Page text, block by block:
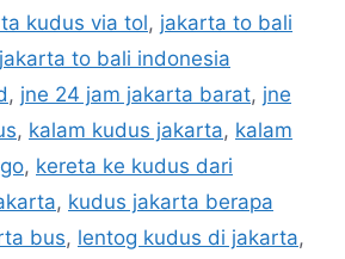
kudus via tol, jakarta to bali
jakarta to bali indonesia
, jne 24 jam jakarta barat, jne
, kalam kudus jakarta, kalam
, kereta ke kudus dari
, kudus jakarta berapa
bus, lentog kudus di jakarta,